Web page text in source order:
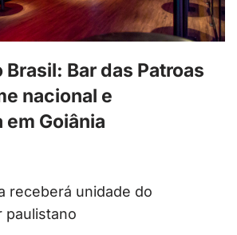
Brasil: Bar das Patroas
nacional e
Goiânia
receberá unidade do
paulistano